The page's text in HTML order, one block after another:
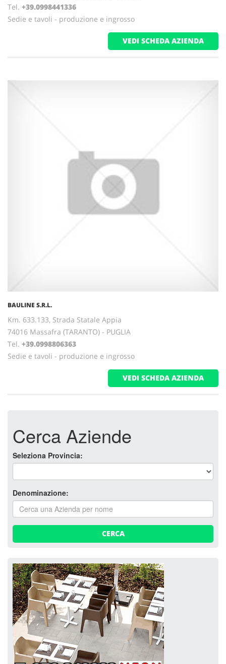
Tel. +39.0998441336
Sedie e tavoli - produzione e ingrosso
VEDI SCHEDA AZIENDA
BAULINE S.R.L.
Km. 633.133, Strada Statale Appia
74016 Massafra (TARANTO) - PUGLIA
Tel. +39.0998806363
Sedie e tavoli - produzione e ingrosso
VEDI SCHEDA AZIENDA
Cerca Aziende
Seleziona Provincia:
Denominazione:
CERCA